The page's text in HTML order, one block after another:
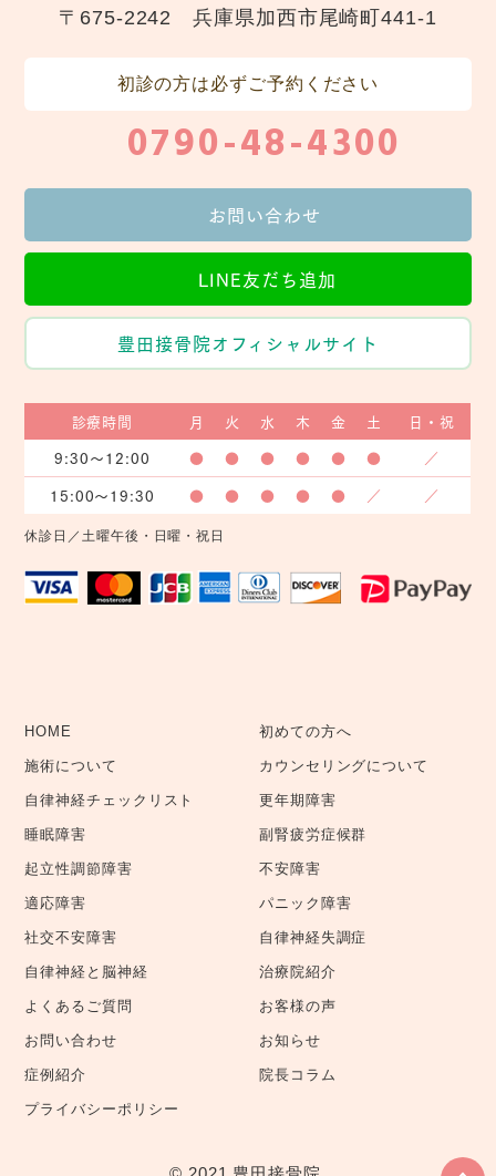
〒675-2242 兵庫県加西市尾崎町441-1
初診の方は必ずご予約ください
0790-48-4300
お問い合わせ
LINE友だち追加
豊田接骨院オフィシャルサイト
診療時間 月 火 水 木 金 土
日・祝
9:30〜12:00
● ● ● ● ● ●
／
15:00〜19:30
● ● ● ● ● ／ ／
休診日／土曜午後・日曜・祝日
HOME 初めての方へ
施術について カウンセリングについて
自律神経チェックリスト 更年期障害
睡眠障害 副腎疲労症候群
起立性調節障害 不安障害
適応障害 パニック障害
社交不安障害 自律神経失調症
自律神経と脳神経 治療院紹介
よくあるご質問 お客様の声
お問い合わせ お知らせ
症例紹介 院長コラム
プライバシーポリシー